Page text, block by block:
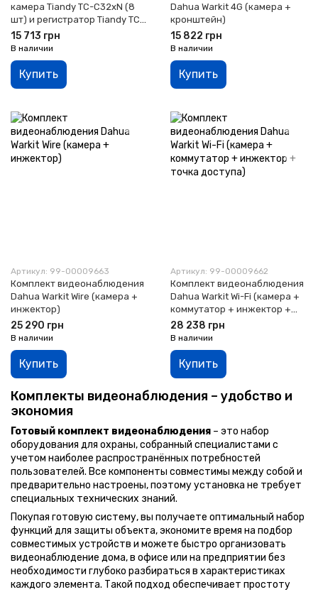
камера Tiandy TC-C32xN (8
шт) и регистратор Tiandy TC-
R3108
15 713 грн
В наличии
Купить
Dahua Warkit 4G (камера +
кронштейн)
15 822 грн
В наличии
Купить
Артикул: 99-00009663
Комплект видеонаблюдения
Dahua Warkit Wire (камера +
инжектор)
25 290 грн
В наличии
Купить
Артикул: 99-00009662
Комплект видеонаблюдения
Dahua Warkit Wi-Fi (камера +
коммутатор + инжектор +
точка доступа)
28 238 грн
В наличии
Купить
Комплекты видеонаблюдения – удобство и
экономия
Готовый комплект видеонаблюдения – это набор
оборудования для охраны, собранный специалистами с
учетом наиболее распространённых потребностей
пользователей. Все компоненты совместимы между собой и
предварительно настроены, поэтому установка не требует
специальных технических знаний.
Покупая готовую систему, вы получаете оптимальный набор
функций для защиты объекта, экономите время на подбор
совместимых устройств и можете быстро организовать
видеонаблюдение дома, в офисе или на предприятии без
необходимости глубоко разбираться в характеристиках
каждого элемента. Такой подход обеспечивает простоту